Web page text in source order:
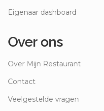
Eigenaar dashboard
Over ons
Over Mijn Restaurant
Contact
Veelgestelde vragen